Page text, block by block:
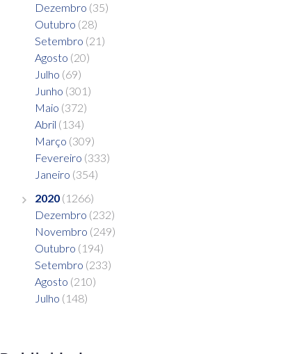
Dezembro (35)
Outubro (28)
Setembro (21)
Agosto (20)
Julho (69)
Junho (301)
Maio (372)
Abril (134)
Março (309)
Fevereiro (333)
Janeiro (354)
2020 (1266)
Dezembro (232)
Novembro (249)
Outubro (194)
Setembro (233)
Agosto (210)
Julho (148)